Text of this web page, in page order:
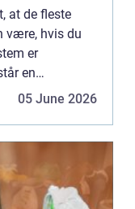
at de fleste
være, hvis du
er
en
kloaksystem,
05 June 2026